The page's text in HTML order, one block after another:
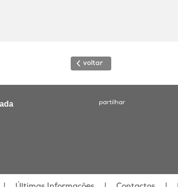
voltar
partilhar